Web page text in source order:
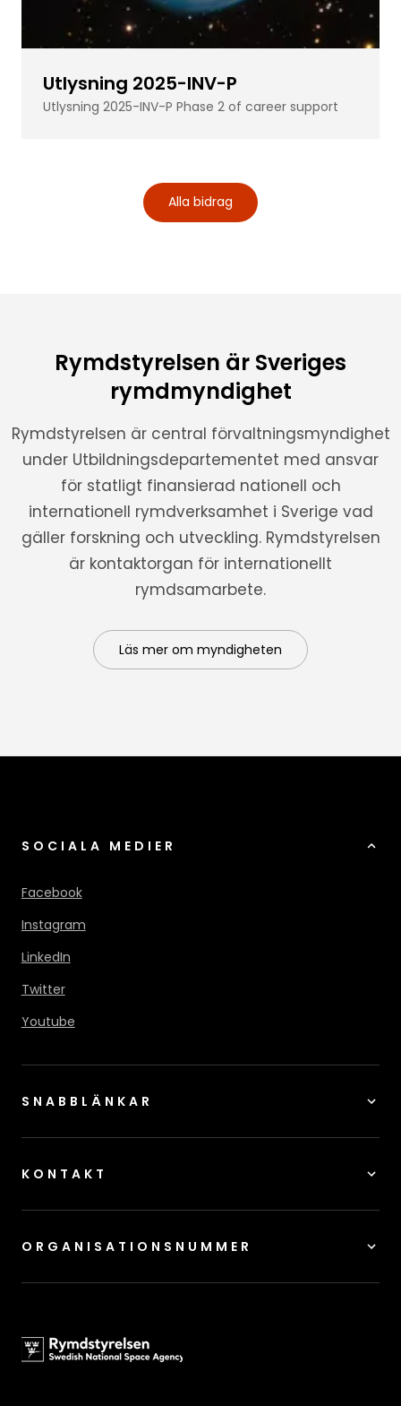
Utlysning 2025-INV-P
Utlysning 2025-INV-P Phase 2 of career support
Alla bidrag
Rymdstyrelsen är Sveriges
rymdmyndighet
Rymdstyrelsen är central förvaltningsmyndighet
under Utbildningsdepartementet med ansvar
för statligt finansierad nationell och
internationell rymdverksamhet i Sverige vad
gäller forskning och utveckling. Rymdstyrelsen
är kontaktorgan för internationellt
rymdsamarbete.
Läs mer om myndigheten
SOCIALA MEDIER
Facebook
Instagram
LinkedIn
Twitter
Youtube
SNABBLÄNKAR
KONTAKT
ORGANISATIONSNUMMER